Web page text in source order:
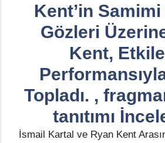
Kent’in
Gözleri
Kent,
Topladı. ,
tanıtımı
İsmail Kartal ve Ryan Kent